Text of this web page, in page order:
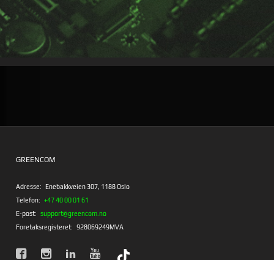
GREENCOM
Adresse: Enebakkveien 307, 1188 Oslo
Telefon: +47 40 00 01 61
E-post: support@greencom.no
Foretaksregisteret: 928069249MVA